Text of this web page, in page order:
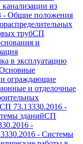
из
- Общие положения
трубСП
и
в эксплуатацию
Основные
ограждающие
и отделочные
СП 73.13330.2016 -
зданийСП
-
- Системы